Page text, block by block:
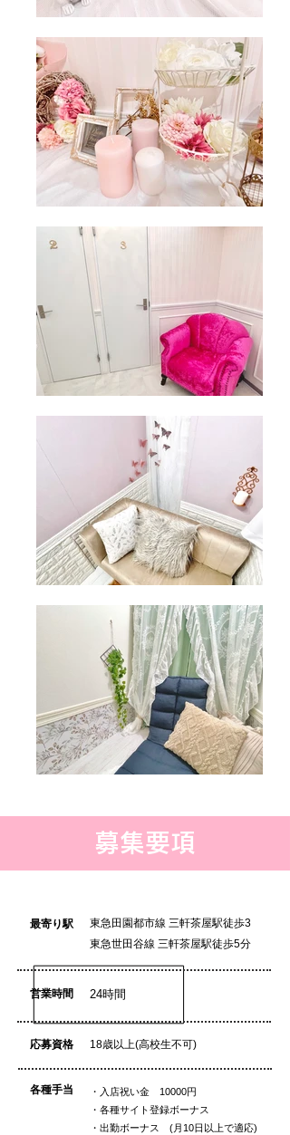
募集要項
18歳以上(高校生不可)
各種手当
東急田園都市線 三軒茶屋駅徒歩3
​東急世田谷線 三軒茶屋駅徒歩5分
営業時間 24時間
応募資格
・入店祝い金 10000円
・各種サイト登録ボーナス
・出勤ボーナス (月10日以上で適応)
最寄り駅